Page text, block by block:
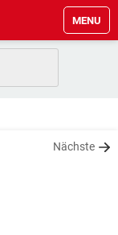
MENU
Nächste